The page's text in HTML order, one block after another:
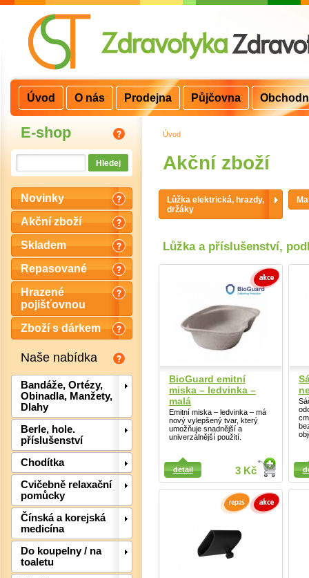
E-shop
Novinky
Akční zboží
Skladem
Repasované
Hrazené
pojišťovnou
Zboží s dárkem
Naše nabídka
Bandáže, Ortézy,
Obinadla, Manžety,
Dlahy
Berle, hole.
příslušenství
Chodítka
Cvičebně relaxační
pomůcky
Čínská a korejská
medicína
Do koupelny / na
toaletu
Úvod
Akční zboží
Lůžka elektrická, hrazdy,
držáky
Lůžka a příslušenství,
BioGuard emitní
miska – ledvinka –
malá
Emitní miska – ledvinka – má
nový vylepšený tvar, který
umožňuje snadnější a
univerzálnější použití.
3 Kč
detail
Detail
Detail
Úvod O nás Prodejna Půjčovna